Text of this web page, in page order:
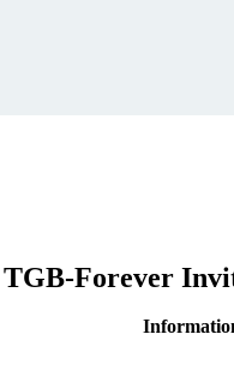
TGB-Forever